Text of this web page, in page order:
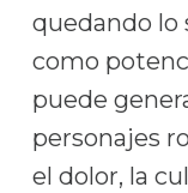
quedando lo
como
puede
personajes
el dolor, la